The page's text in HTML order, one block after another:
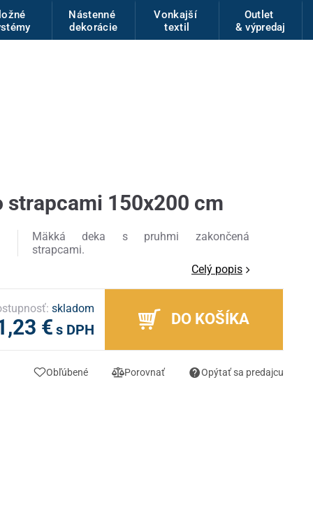
Nástenné
dekorácie
Vonkajší
textil
Outlet
& výpredaj
strapcami 150x200 cm
Mäkká deka s pruhmi zakončená
strapcami.
Celý popis
skladom
€ s DPH
DO KOŠÍKA
Obľúbené Porovnať Opýtať sa predajcu